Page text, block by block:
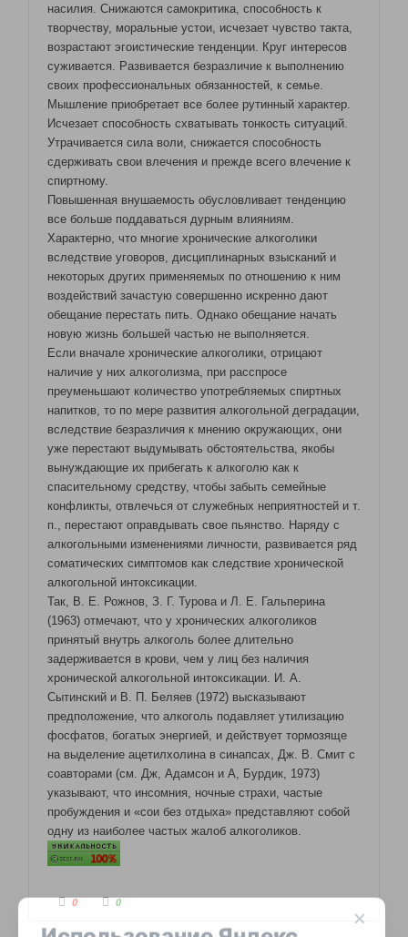
насилия. Снижаются самокритика, способность к
творчеству, моральные устои, исчезает чувство такта,
возрастают эгоистические тенденции. Круг интересов
суживается. Развивается безразличие к выполнению
своих профессиональных обязанностей, к семье.
Мышление приобретает все более рутинный характер.
Исчезает способность схватывать тонкость ситуаций.
Утрачивается сила воли, снижается способность
сдерживать свои влечения и прежде всего влечение к
спиртному.
Повышенная внушаемость обусловливает тенденцию
все больше поддаваться дурным влияниям.
Характерно, что многие хронические алкоголики
вследствие уговоров, дисциплинарных взысканий и
некоторых других применяемых по отношению к ним
воздействий зачастую совершенно искренно дают
обещание перестать пить. Однако обещание начать
новую жизнь большей частью не выполняется.
Если вначале хронические алкоголики, отрицают
наличие у них алкоголизма, при расспросе
преуменьшают количество употребляемых спиртных
напитков, то по мере развития алкогольной деградации,
вследствие безразличия к мнению окружающих, они
уже перестают выдумывать обстоятельства, якобы
вынуждающие их прибегать к алкоголю как к
спасительному средству, чтобы забыть семейные
конфликты, отвлечься от служебных неприятностей и т.
п., перестают оправдывать свое пьянство. Наряду с
алкогольными изменениями личности, развивается ряд
соматических симптомов как следствие хронической
алкогольной интоксикации.
Так, В. Е. Рожнов, З. Г. Турова и Л. Е. Гальперина
(1963) отмечают, что у хронических алкоголиков
принятый внутрь алкоголь более длительно
задерживается в крови, чем у лиц без наличия
хронической алкогольной интоксикации. И. А.
Сытинский и В. П. Беляев (1972) высказывают
предположение, что алкоголь подавляет утилизацию
фосфатов, богатых энергией, и действует тормозяще
на выделение ацетилхолина в синапсах, Дж. В. Смит с
соавторами (см. Дж, Адамсон и А, Бурдик, 1973)
указывают, что инсомния, ночные страхи, частые
пробуждения и «сои без отдыха» представляют собой
одну из наиболее частых жалоб алкоголиков.
Г
о
0
Г
о
0 ×
Использование Яндекс